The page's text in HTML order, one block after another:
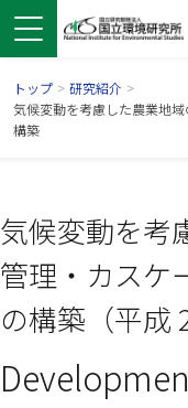
ドウで開きます）
ンドウで開きます）
ウインドウで開きま
トップ > 研究紹介 >
気候変動を考慮した農業地
構築
気候変動を考
管理・カスケ
の構築（平成